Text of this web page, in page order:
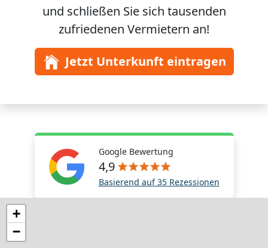
und schließen Sie sich tausenden
zufriedenen Vermietern an!
Jetzt Unterkunft eintragen
Google Bewertung
4,9
Basierend auf 35 Rezessionen
+
−